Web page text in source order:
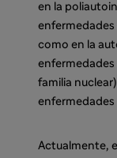
en la
como en la
enfermedades
familia
Actualmente,